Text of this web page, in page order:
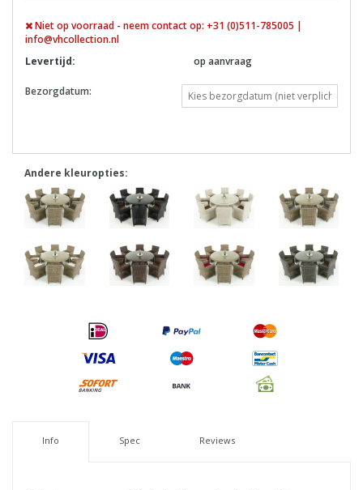
Niet op voorraad - neem contact op: +31 (0)511-785005 |
info@vhcollection.nl
Levertijd:
op aanvraag
Bezorgdatum:
Andere kleuropties:
Info Spec Reviews